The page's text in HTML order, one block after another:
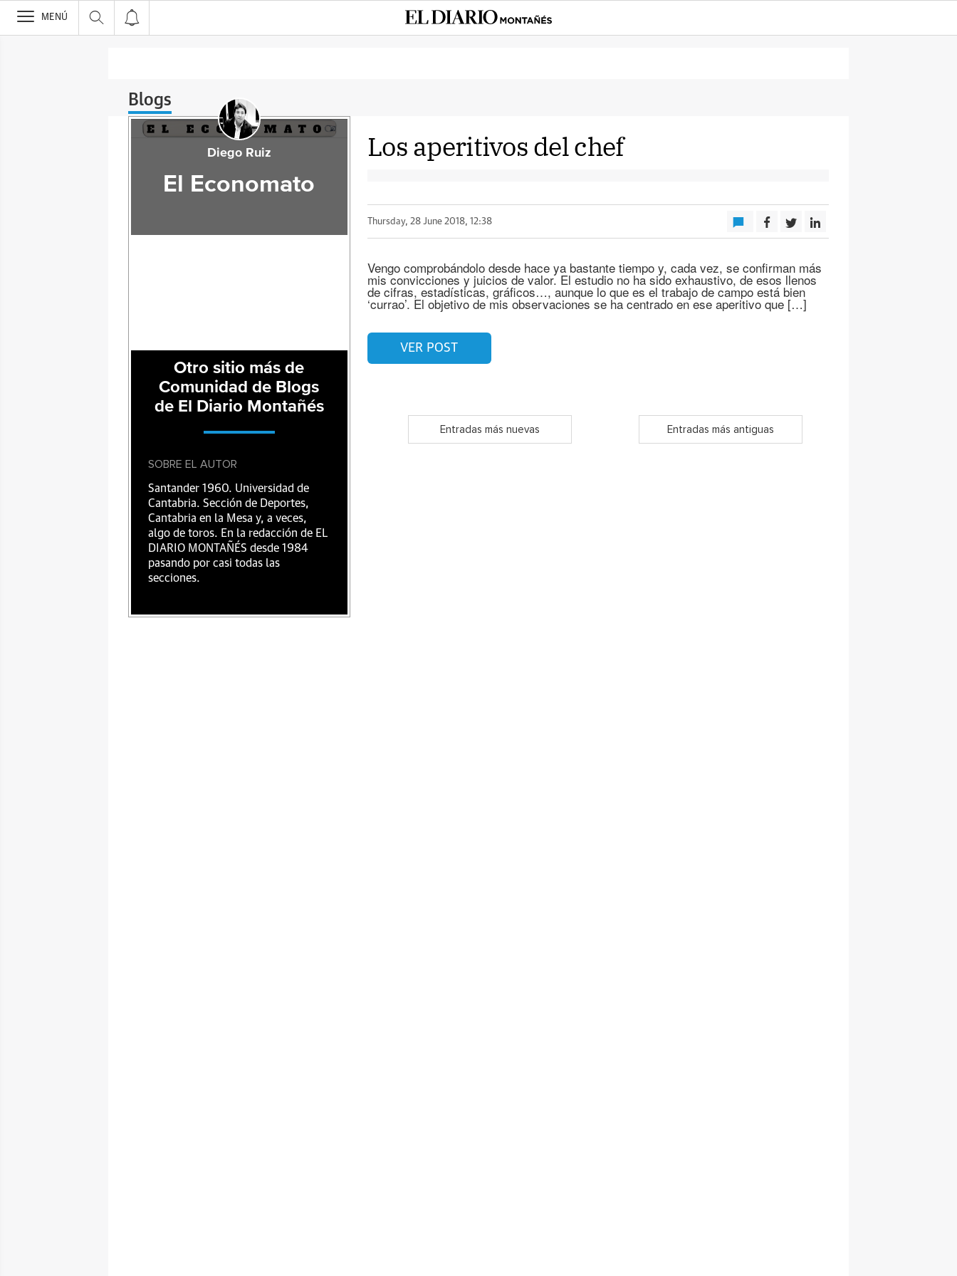
>
MENÚ
Blogs
Los aperitivos del chef
Thursday, 28 June 2018, 12:38
Vengo comprobándolo desde hace ya bastante tiempo y, cada vez, se confirman más
mis convicciones y juicios de valor. El estudio no ha sido exhaustivo, de esos llenos
de cifras, estadísticas, gráficos…, aunque lo que es el trabajo de campo está bien
‘currao’. El objetivo de mis observaciones se ha centrado en ese aperitivo que […]
VER POST
Entradas más nuevas Entradas más antiguas
Diego Ruiz
El Economato
Otro sitio más de
Comunidad de Blogs
de El Diario Montañés
SOBRE EL AUTOR
Santander 1960. Universidad de
Cantabria. Sección de Deportes,
Cantabria en la Mesa y, a veces,
algo de toros. En la redacción de EL
DIARIO MONTAÑÉS desde 1984
pasando por casi todas las
secciones.